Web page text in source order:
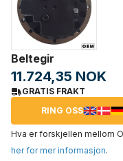
Beltegir
11.724,35 NOK
GRATIS FRAKT
RING OSS
Hva er forskjellen mellom
her for mer informasjon.